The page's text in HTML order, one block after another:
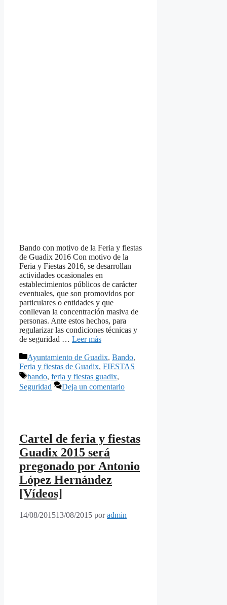
Bando con motivo de la Feria y fiestas
de Guadix 2016 Con motivo de la
Feria y Fiestas 2016, se desarrollan
actividades ocasionales en
establecimientos públicos de carácter
eventuales, que son promovidos por
particulares o entidades y que
conllevan la concentración masiva de
personas. Ante estos hechos, para
regularizar las condiciones técnicas y
de seguridad … Leer más
Categorías
Ayuntamiento de Guadix, Bando,
Feria y fiestas de Guadix, FIESTAS
Etiquetas
bando, feria y fiestas guadix,
Seguridad
Deja un comentario
Cartel de feria y fiestas
Guadix 2015 será
pregonado por Antonio
López Hernández
[Vídeos]
14/08/201513/08/2015 poradmin